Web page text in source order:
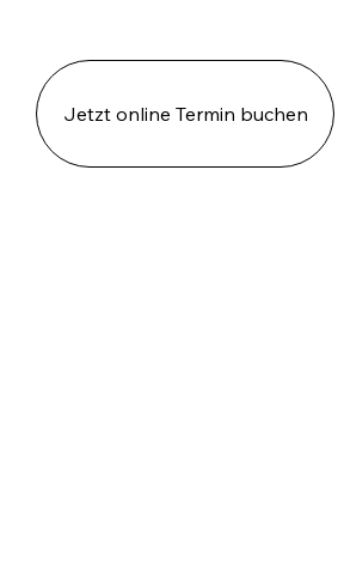
Jetzt online Termin buchen